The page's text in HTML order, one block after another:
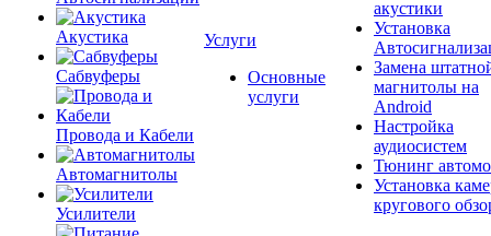
Акустика
Сабвуферы
Провода и Кабели
Автомагнитолы
Усилители
Услуги
Основные
услуги
акустики
Установка
Замена
магнитолы на
Android
Настройка
аудиосистем
Тюнинг
Установка
кругового